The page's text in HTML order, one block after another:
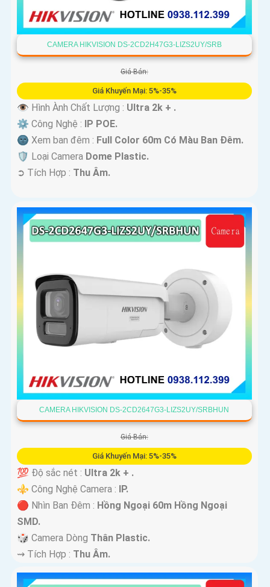
CAMERA HIKVISION DS-2CD2H47G3-LIZS2UY/SRB
Giá Bán:
Giá Khuyến Mại: 5%-35%
👁 Hình Ành Chất Lượng : Ultra 2k + .
⚙ Công Nghệ : IP POE.
🌚 Xem ban đêm : Full Color 60m Có Màu Ban Ðêm.
🛡 Loại Camera Dome Plastic.
️➲ Tích Hợp : Thu Âm.
CAMERA HIKVISION DS-2CD2647G3-LIZS2UY/SRBHUN
Giá Bán:
Giá Khuyến Mại: 5%-35%
💯 Độ sắc nét : Ultra 2k + .
⚜️ Công Nghệ Camera : IP.
🔴 Nhìn Ban Đêm : Hồng Ngoại 60m Hồng Ngoại
SMD.
🎲 Camera Dòng Thân Plastic.
️⇝ Tích Hợp : Thu Âm.